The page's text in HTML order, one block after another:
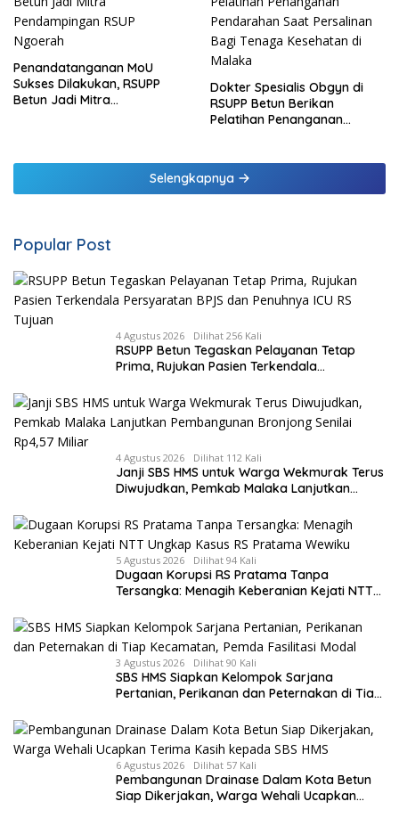
Penandatanganan MoU
Sukses Dilakukan, RSUPP
Betun Jadi Mitra
Dokter Spesialis Obgyn di
RSUPP Betun Berikan
Pelatihan Penanganan
Malaka
Selengkapnya
Popular Post
4 Agustus 2026 Dilihat 256 Kali
RSUPP Betun Tegaskan Pelayanan Tetap
Prima, Rujukan Pasien Terkendala
Tujuan
4 Agustus 2026 Dilihat 112 Kali
Janji SBS HMS untuk Warga Wekmurak Terus
Diwujudkan, Pemkab Malaka Lanjutkan
5 Agustus 2026 Dilihat 94 Kali
Dugaan Korupsi RS Pratama Tanpa
Tersangka: Menagih Keberanian Kejati NTT
3 Agustus 2026 Dilihat 90 Kali
SBS HMS Siapkan Kelompok Sarjana
Pertanian, Perikanan dan Peternakan di Tiap
6 Agustus 2026 Dilihat 57 Kali
Pembangunan Drainase Dalam Kota Betun
Siap Dikerjakan, Warga Wehali Ucapkan